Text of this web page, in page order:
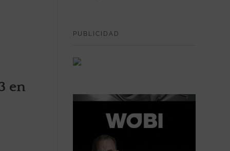
en
PUBLICIDAD